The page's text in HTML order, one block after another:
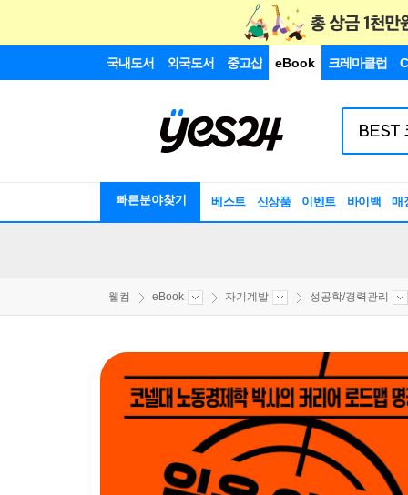
국내도서 외국도서 중고샵 eBook 크레마클럽
빠른분야찾기 베스트 신상품 이벤트 바이백 매
웰컴 eBook 자기계발 성공학/경력관리